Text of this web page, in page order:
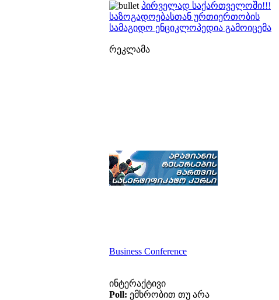
პირველად საქართველოში!!!
საზოგადოებასთან ურთიერთობის
სამაგიდო ენციკლოპედია გამოიცემა
რეკლამა
Business Conference
ინტერაქტივი
Poll: ემხრობით თუ არა